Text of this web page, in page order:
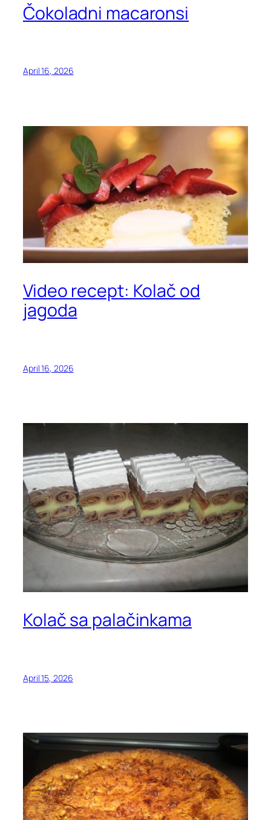
Čokoladni macaronsi
April 16, 2026
Video recept: Kolač od
jagoda
April 16, 2026
Kolač sa palačinkama
April 15, 2026